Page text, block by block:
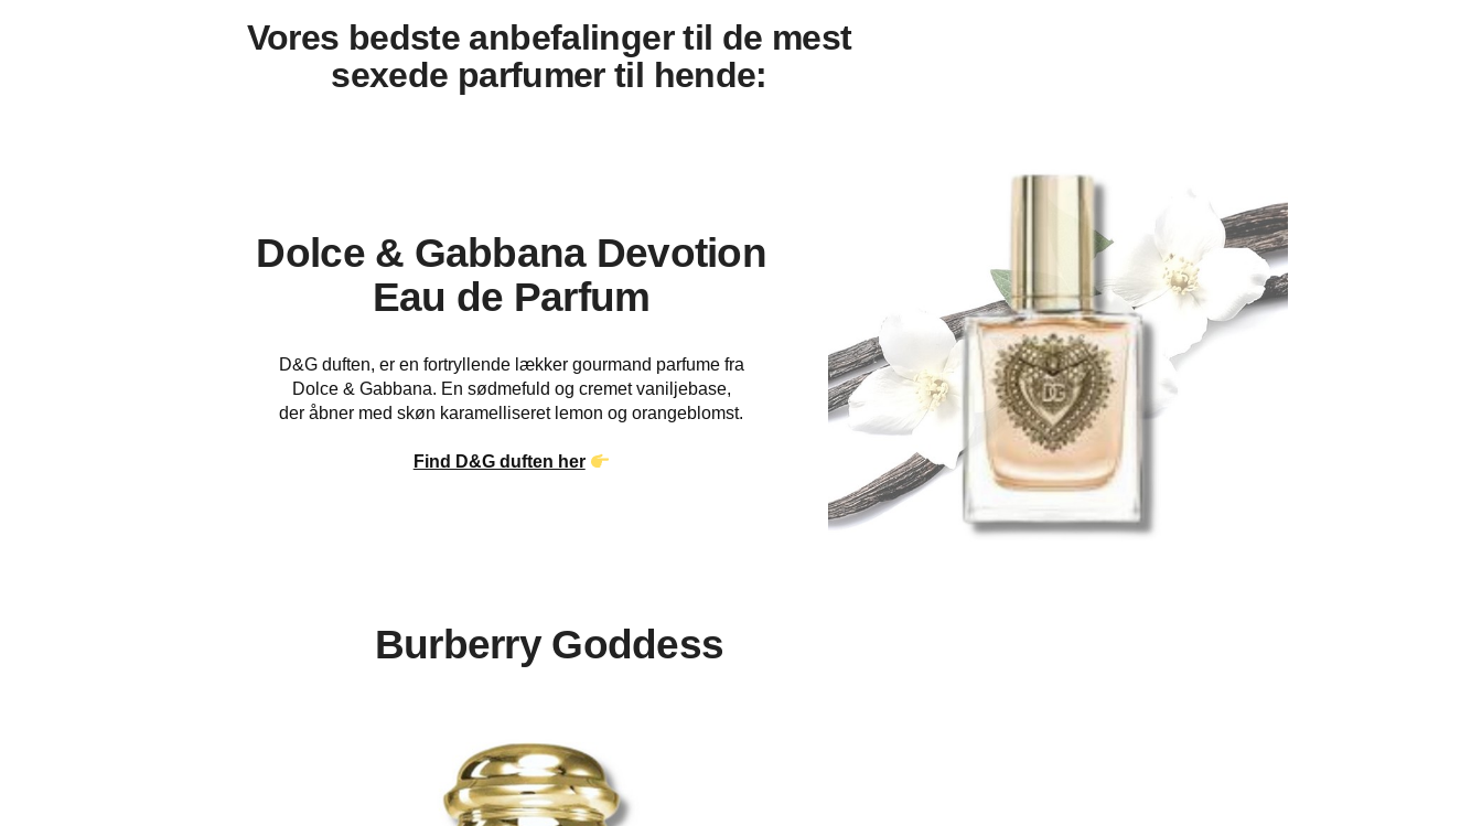
Vores bedste anbefalinger til de mest
sexede parfumer til hende:
Dolce & Gabbana Devotion
Eau de Parfum
D&G duften, er en fortryllende lækker gourmand parfume fra
Dolce & Gabbana. En sødmefuld og cremet vaniljebase,
der åbner med skøn karamelliseret lemon og orangeblomst.
Find D&G duften her
Burberry Goddess